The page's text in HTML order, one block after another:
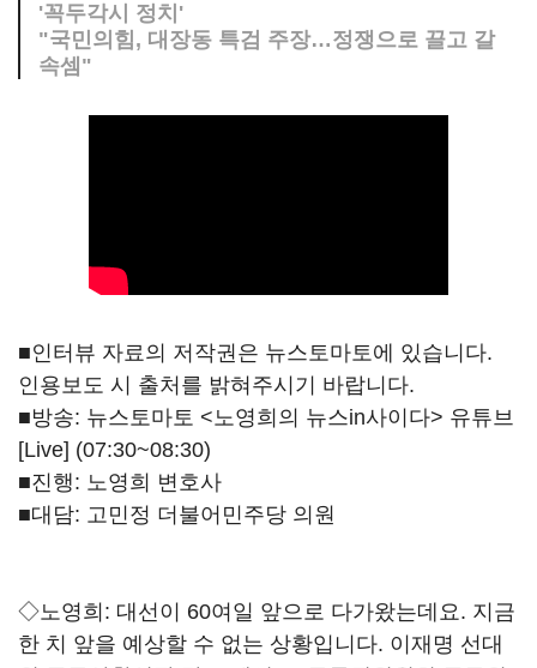
'꼭두각시 정치'
"국민의힘, 대장동 특검 주장…정쟁으로 끌고 갈
속셈"
■인터뷰 자료의 저작권은 뉴스토마토에 있습니다.
인용보도 시 출처를 밝혀주시기 바랍니다.
■방송: 뉴스토마토 <노영희의 뉴스in사이다> 유튜브
[Live] (07:30~08:30)
■진행: 노영희 변호사
■대담: 고민정 더불어민주당 의원
◇노영희: 대선이 60여일 앞으로 다가왔는데요. 지금
한 치 앞을 예상할 수 없는 상황입니다. 이재명 선대